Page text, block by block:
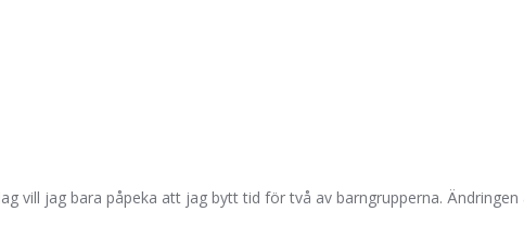
vill jag bara påpeka att jag bytt tid för två av barngrupperna.